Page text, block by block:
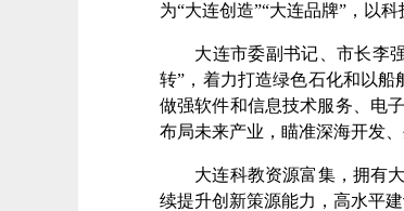
为“大连创造”“大连品牌”，以
大连市委副书记、市长李强
转”，着力打造绿色石化和以
做强软件和信息技术服务、电
布局未来产业，瞄准深海开发
大连科教资源富集，拥有大
续提升创新策源能力，高水平